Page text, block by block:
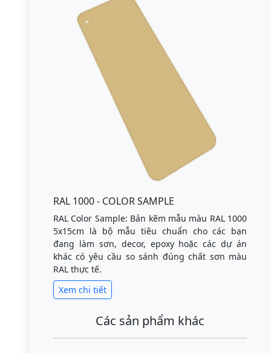
RAL 1000 - COLOR SAMPLE
RAL Color Sample: Bản kẽm mẫu màu RAL 1000
5x15cm là bộ mẫu tiêu chuẩn cho các bạn
đang làm sơn, decor, epoxy hoặc các dự án
khác có yêu cầu so sánh đúng chất sơn màu
RAL thực tế.
Xem chi tiết
Các sản phẩm khác